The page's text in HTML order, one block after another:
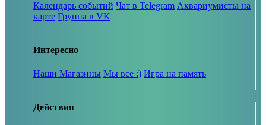
Календарь событий Чат в Telegram Аквариумисты на
карте Группа в VK
Интересно
Наши Магазины Мы все :) Игра на память
Действия